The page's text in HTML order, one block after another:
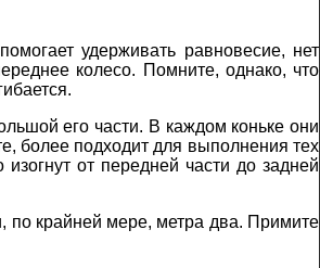
удерживать равновесие, нет
колесо. Помните, однако, что
его части. В каждом коньке они
более подходит для выполнения тех
от передней части до задней
по крайней мере, метра два. Примите